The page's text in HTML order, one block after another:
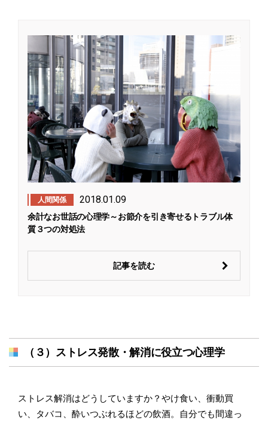
人間関係 2018.01.09
余計なお世話の心理学～お節介を引き寄せるトラブル体
質３つの対処法
記事を読む
（３）ストレス発散・解消に役立つ心理学
ストレス解消はどうしていますか？やけ食い、衝動買
い、タバコ、酔いつぶれるほどの飲酒。自分でも間違っ